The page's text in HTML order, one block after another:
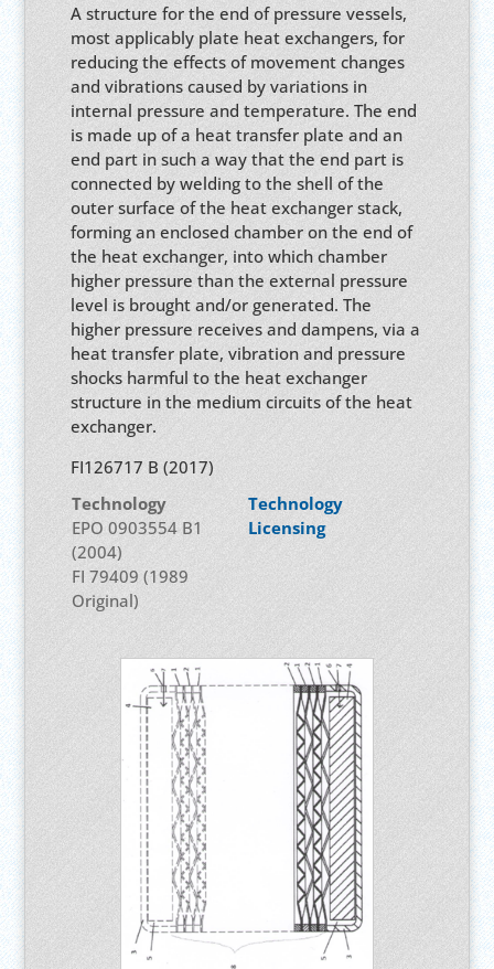
A structure for the end of pressure vessels,
most applicably plate heat exchangers, for
reducing the effects of movement changes
and vibrations caused by variations in
internal pressure and temperature. The end
is made up of a heat transfer plate and an
end part in such a way that the end part is
connected by welding to the shell of the
outer surface of the heat exchanger stack,
forming an enclosed chamber on the end of
the heat exchanger, into which chamber
higher pressure than the external pressure
level is brought and/or generated. The
higher pressure receives and dampens, via a
heat transfer plate, vibration and pressure
shocks harmful to the heat exchanger
structure in the medium circuits of the heat
exchanger.
FI126717 B (2017)
Technology
EPO 0903554 B1
(2004)
FI 79409 (1989
Original)
Technology
Licensing